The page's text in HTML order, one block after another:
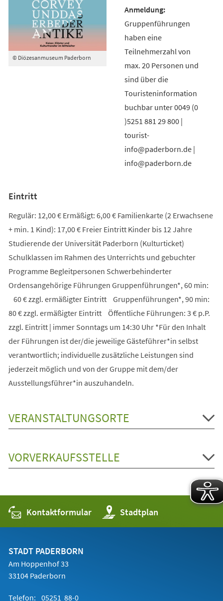
© Diözesanmuseum Paderborn
Gruppenführungen
haben eine
Teilnehmerzahl von
max. 20 Personen und
sind über die
Touristeninformation
buchbar unter 0049 (0
)5251 881 29 800 |
tourist-
info@paderborn.de |
info@paderborn.de
Eintritt
Regulär: 12,00 € Ermäßigt: 6,00 € Familienkarte (2 Erwachsene
+ min. 1 Kind): 17,00 € Freier Eintritt Kinder bis 12 Jahre
Studierende der Universität Paderborn (Kulturticket)
Schulklassen im Rahmen des Unterrichts und gebuchter
Programme Begleitpersonen Schwerbehinderter
Ordensangehörige Führungen Gruppenführungen*, 60 min:
60 € zzgl. ermäßigter Eintritt Gruppenführungen*, 90 min:
80 € zzgl. ermäßigter Eintritt Öffentliche Führungen: 3 € p.P.
zzgl. Eintritt | immer Sonntags um 14:30 Uhr *Für den Inhalt
der Führungen ist der/die jeweilige Gästeführer*in selbst
verantwortlich; individuelle zusätzliche Leistungen sind
jederzeit möglich und von der Gruppe mit dem/der
Ausstellungsführer*in auszuhandeln.
VERANSTALTUNGSORTE
VORVERKAUFSSTELLE
Kontaktformular Stadtplan
(Öffnet
in
einem
STADT PADERBORN
Am Hoppenhof 33
33104 Paderborn
Telefon: 05251 88-0